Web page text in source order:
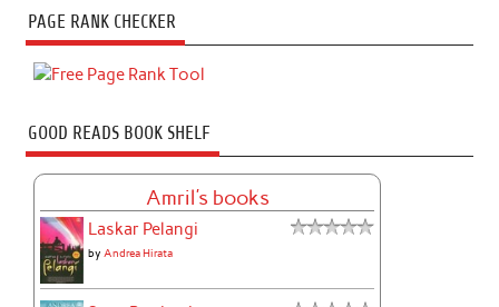
PAGE RANK CHECKER
GOOD READS BOOK SHELF
Amril's books
Laskar Pelangi
byAndrea Hirata